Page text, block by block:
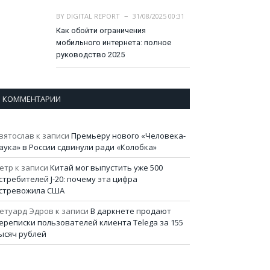
BY DIGITAL REPORT
31/08/2025 00:31
Как обойти ограничения
мобильного интернета: полное
руководство 2025
КОММЕНТАРИИ
к записи Премьеру нового «Человека-
в России сдвинули ради «Колобка»
к записи Китай мог выпустить уже 500
J-20: почему эта цифра
США
Эдров к записи В даркнете продают
пользователей клиента Telega за 155
рублей